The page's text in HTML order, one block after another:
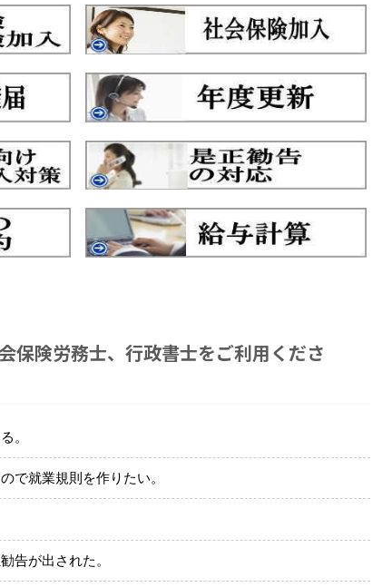
保険労務士、行政書士をご利用くださ
。
で就業規則を作りたい。
告が出された。